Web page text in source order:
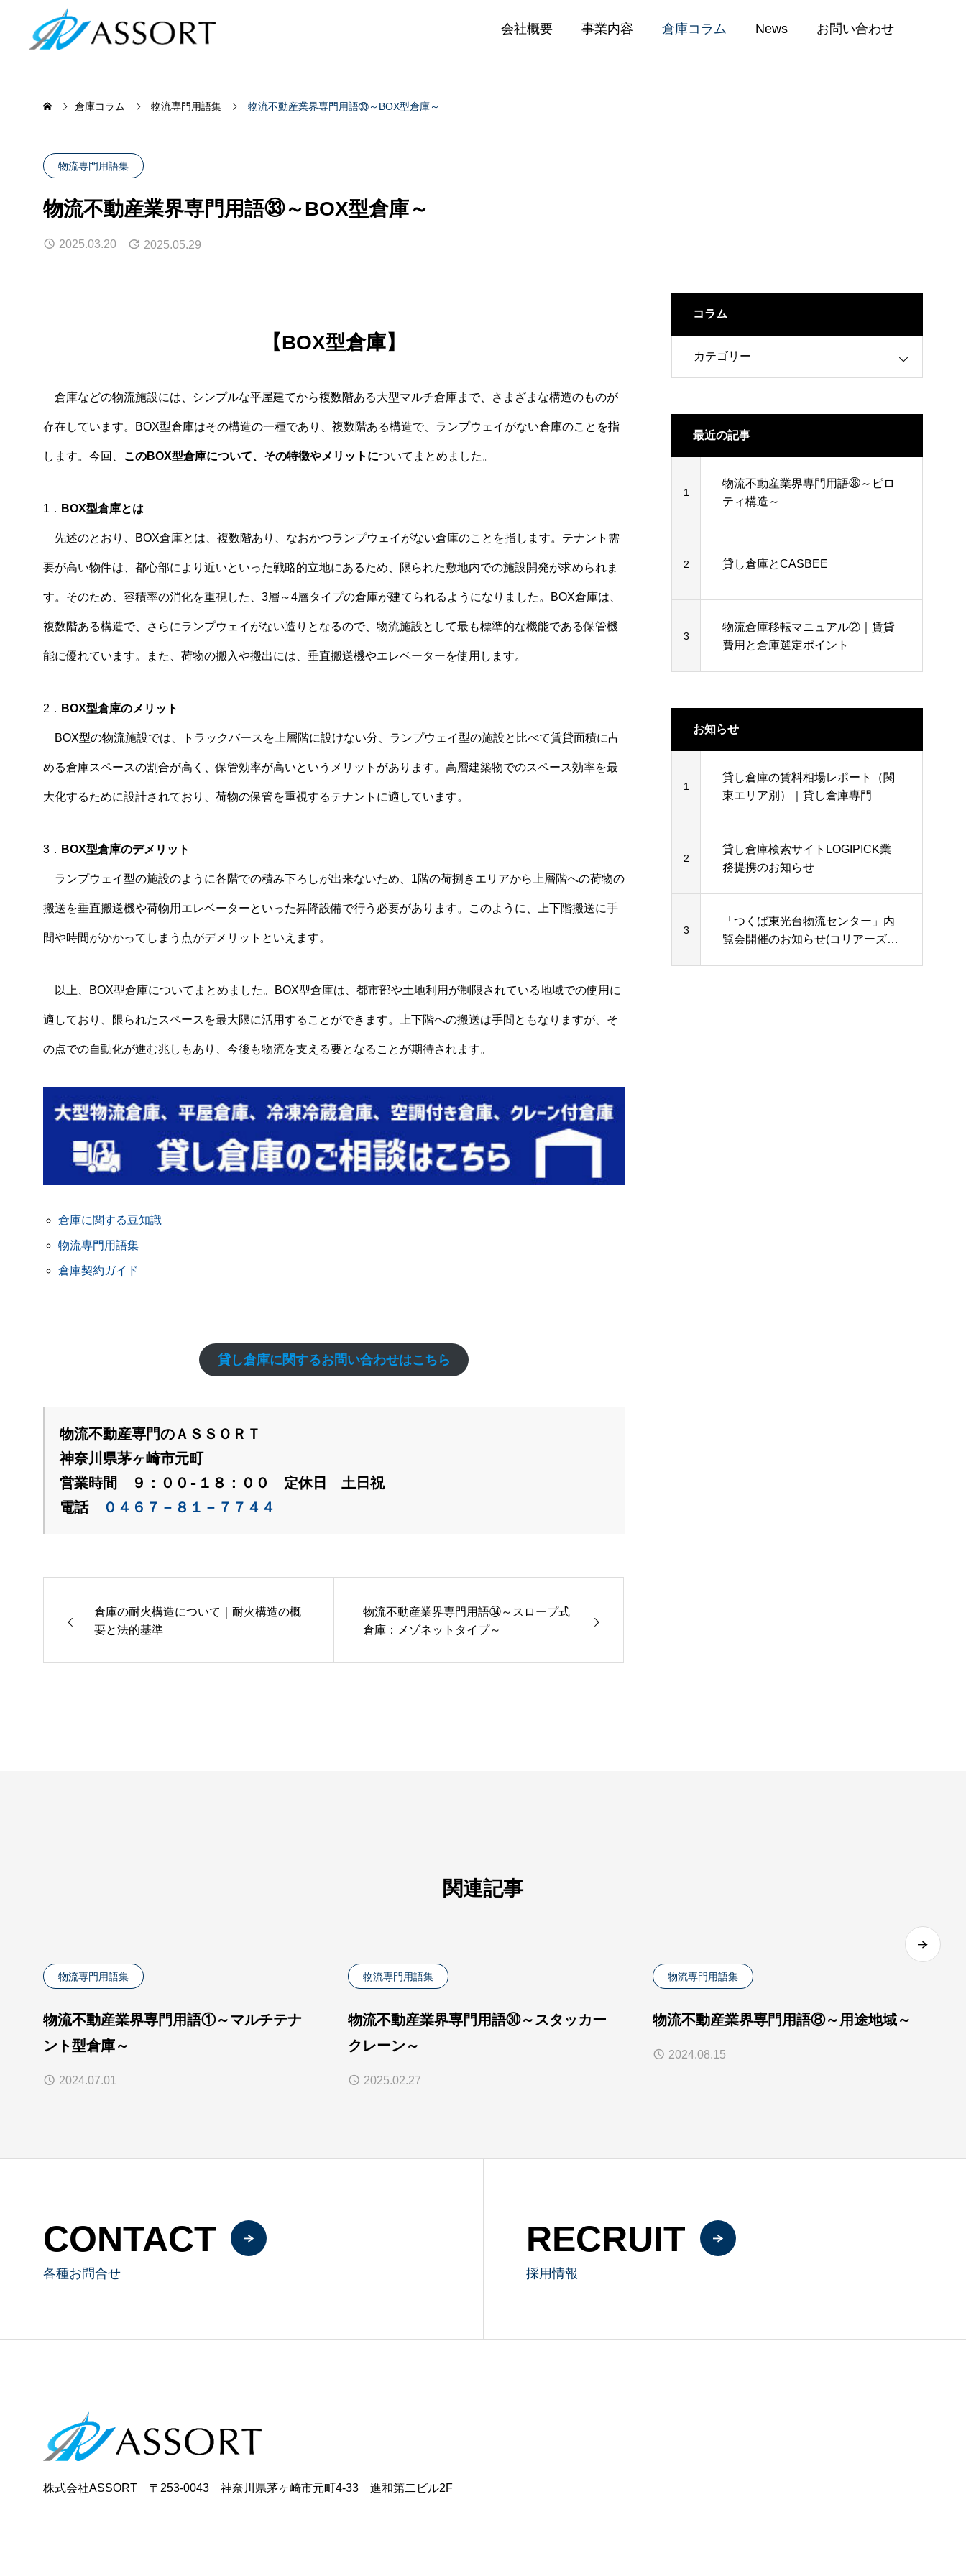
会社概要 事業内容 倉庫コラム News お問い合わせ
BUSINESS
わたしたちの事業について REALESTATE
倉庫コラム 物流専門用語集 物流不動産業界専門用語㉝～BOX型倉庫～
物流専門用語集
物流不動産業界専門用語㉝～BOX型倉庫～
2025.03.20 2025.05.29
【BOX型倉庫】
倉庫などの物流施設には、シンプルな平屋建てから複数階ある大型マルチ倉庫まで、さまざまな構造のものが
存在しています。BOX型倉庫はその構造の一種であり、複数階ある構造で、ランプウェイがない倉庫のことを指
します。今回、 このBOX型倉庫について、その特徴やメリットについてまとめました。
1． BOX型倉庫とは
先述のとおり、BOX倉庫とは、複数階あり、なおかつランプウェイがない倉庫のことを指します。テナント需
要が高い物件は、都心部により近いといった戦略的立地にあるため、限られた敷地内での施設開発が求められま
す。そのため、容積率の消化を重視した、3層～4層タイプの倉庫が建てられるようになりました。BOX倉庫は、
複数階ある構造で、さらにランプウェイがない造りとなるので、物流施設として最も標準的な機能である保管機
能に優れています。また、荷物の搬入や搬出には、垂直搬送機やエレベーターを使用します。
2． BOX型倉庫のメリット
BOX型の物流施設では、トラックバースを上層階に設けない分、ランプウェイ型の施設と比べて賃貸面積に占
める倉庫スペースの割合が高く、保管効率が高いというメリットがあります。高層建築物でのスペース効率を最
大化するために設計されており、荷物の保管を重視するテナントに適しています。
3． BOX型倉庫のデメリット
ランプウェイ型の施設のように各階での積み下ろしが出来ないため、1階の荷捌きエリアから上層階への荷物の
搬送を垂直搬送機や荷物用エレベーターといった昇降設備で行う必要があります。このように、上下階搬送に手
間や時間がかかってしまう点がデメリットといえます。
以上、BOX型倉庫についてまとめました。BOX型倉庫は、都市部や土地利用が制限されている地域での使用に
適しており、限られたスペースを最大限に活用することができます。上下階への搬送は手間ともなりますが、そ
の点での自動化が進む兆しもあり、今後も物流を支える要となることが期待されます。
倉庫に関する豆知識
物流専門用語集
倉庫契約ガイド
貸し倉庫に関するお問い合わせはこちら
物流不動産専門のＡＳＳＯＲＴ
神奈川県茅ヶ崎市元町
営業時間　９：００‐１８：００　定休日　土日祝
電話
０４６７－８１－７７４４
倉庫の耐火構造について｜耐火構造の概
要と法的基準
物流不動産業界専門用語㉞～スロープ式
倉庫：メゾネットタイプ～
コラム
最近の記事
1
物流不動産業界専門用語㊱～ピロ
ティ構造～
2 貸し倉庫とCASBEE
3
物流倉庫移転マニュアル②｜賃貸
費用と倉庫選定ポイント
お知らせ
1
貸し倉庫の賃料相場レポート（関
東エリア別）｜貸し倉庫専門
2
貸し倉庫検索サイトLOGIPICK業
務提携のお知らせ
3
「つくば東光台物流センター」内
覧会開催のお知らせ(コリアーズ・
関連記事
物流専門用語集
物流不動産業界専門用語①～マルチテナ
ント型倉庫～
2024.07.01
物流専門用語集
物流不動産業界専門用語㉚～スタッカー
クレーン～
2025.02.27
物流専門用語集
物流不動産業界専門用語⑧～用途地域～
2024.08.15
CONTACT
各種お問合せ
RECRUIT
採用情報
株式会社ASSORT 〒253-0043 神奈川県茅ヶ崎市元町4-33 進和第二ビル2F